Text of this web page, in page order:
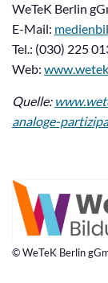
WeTeK Berlin
E-Mail:
Tel.: (030) 225
Web:
Quelle:
analoge-
© WeTeK Berlin